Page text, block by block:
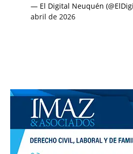
— El Digital Neuquén
abril de 2026